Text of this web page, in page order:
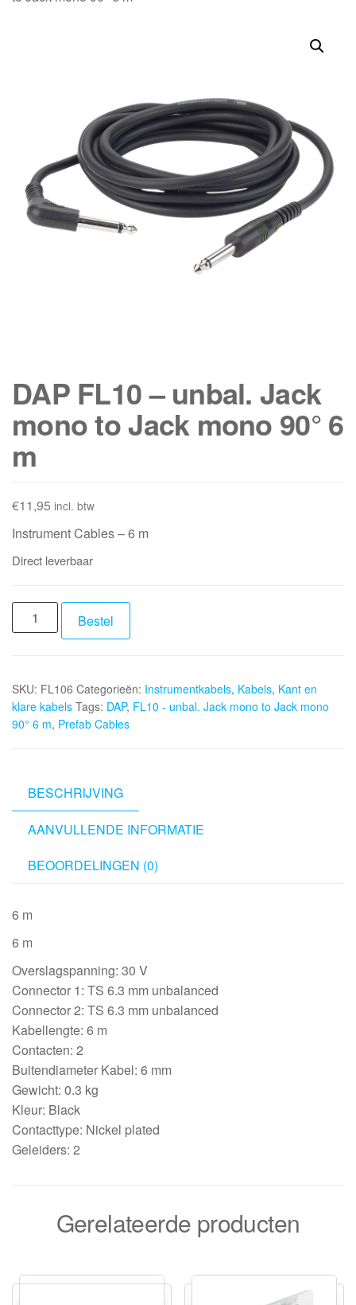
DAP FL10 – unbal. Jack
mono to Jack mono 90° 6
m
€11,95 incl. btw
Instrument Cables – 6 m
Direct leverbaar
DAP
FL10
Jack
mono
to
90°
6
Bestel
SKU: FL106 Categorieën: Instrumentkabels, Kabels, Kant en
klare kabels Tags: DAP, FL10 - unbal. Jack mono to Jack mono
90° 6 m, Prefab Cables
BESCHRIJVING
AANVULLENDE INFORMATIE
BEOORDELINGEN (0)
6 m
6 m
Overslagspanning: 30 V
Connector 1: TS 6.3 mm unbalanced
Connector 2: TS 6.3 mm unbalanced
Kabellengte: 6 m
Contacten: 2
Buitendiameter Kabel: 6 mm
Gewicht: 0.3 kg
Kleur: Black
Contacttype: Nickel plated
Geleiders: 2
Gerelateerde producten